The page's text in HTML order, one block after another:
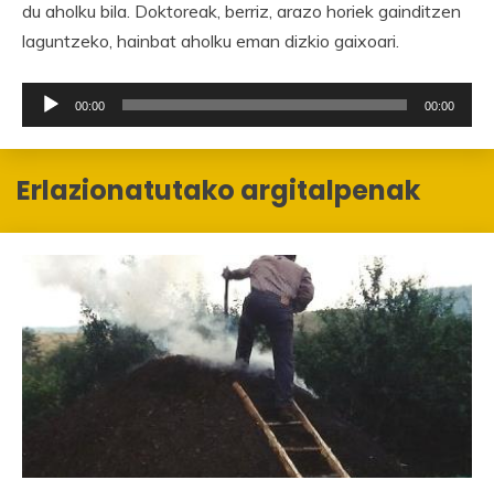
du aholku bila. Doktoreak, berriz, arazo horiek gainditzen
laguntzeko, hainbat aholku eman dizkio gaixoari.
Soinu
erreproduzigailua
00:00 00:00
Erlazionatutako argitalpenak